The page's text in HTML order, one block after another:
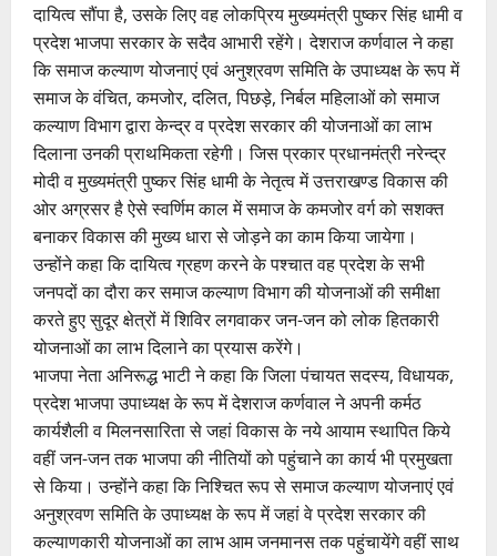
दायित्व सौंपा है, उसके लिए वह लोकप्रिय मुख्यमंत्री पुष्कर सिंह धामी व
प्रदेश भाजपा सरकार के सदैव आभारी रहेंगे। देशराज कर्णवाल ने कहा
कि समाज कल्याण योजनाएं एवं अनुश्रवण समिति के उपाध्यक्ष के रूप में
समाज के वंचित, कमजोर, दलित, पिछड़े, निर्बल महिलाओं को समाज
कल्याण विभाग द्वारा केन्द्र व प्रदेश सरकार की योजनाओं का लाभ
दिलाना उनकी प्राथमिकता रहेगी। जिस प्रकार प्रधानमंत्री नरेन्द्र
मोदी व मुख्यमंत्री पुष्कर सिंह धामी के नेतृत्व में उत्तराखण्ड विकास की
ओर अग्रसर है ऐसे स्वर्णिम काल में समाज के कमजोर वर्ग को सशक्त
बनाकर विकास की मुख्य धारा से जोड़ने का काम किया जायेगा।
उन्होंने कहा कि दायित्व ग्रहण करने के पश्चात वह प्रदेश के सभी
जनपदों का दौरा कर समाज कल्याण विभाग की योजनाओं की समीक्षा
करते हुए सुदूर क्षेत्रों में शिविर लगवाकर जन-जन को लोक हितकारी
योजनाओं का लाभ दिलाने का प्रयास करेंगे।
भाजपा नेता अनिरूद्ध भाटी ने कहा कि जिला पंचायत सदस्य, विधायक,
प्रदेश भाजपा उपाध्यक्ष के रूप में देशराज कर्णवाल ने अपनी कर्मठ
कार्यशैली व मिलनसारिता से जहां विकास के नये आयाम स्थापित किये
वहीं जन-जन तक भाजपा की नीतियों को पहुंचाने का कार्य भी प्रमुखता
से किया। उन्होंने कहा कि निश्चित रूप से समाज कल्याण योजनाएं एवं
अनुश्रवण समिति के उपाध्यक्ष के रूप में जहां वे प्रदेश सरकार की
कल्याणकारी योजनाओं का लाभ आम जनमानस तक पहुंचायेंगे वहीं साथ